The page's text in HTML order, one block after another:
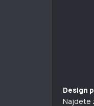
Design
Najdete